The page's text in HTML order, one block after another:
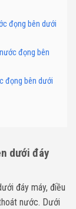
đọng bên dưới
đọng bên
đọng bên dưới
dưới đáy
đáy máy, điều
nước. Dưới